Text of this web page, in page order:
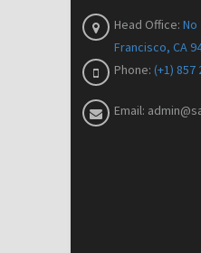
Head Office: No
Francisco, CA
Phone: (+1) 857
Email: